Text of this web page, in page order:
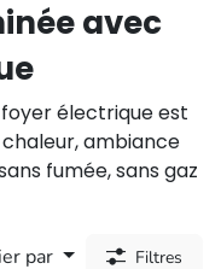
avec
électrique est
ambiance
fumée, sans gaz
par Filtres